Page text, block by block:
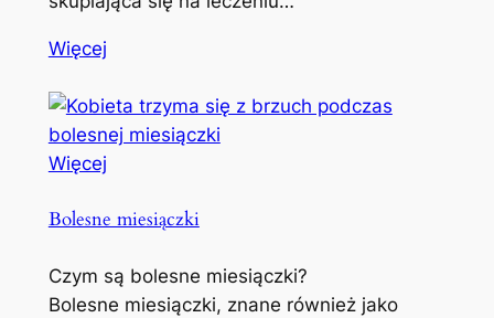
Więcej
Więcej
Bolesne miesiączki
Czym są bolesne miesiączki?
Bolesne miesiączki, znane również jako